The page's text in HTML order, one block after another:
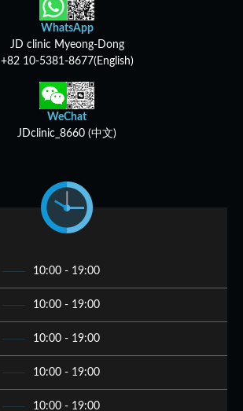
WhatsApp
JD clinic Myeong-Dong
+82 10-5381-8677(English)
WeChat
JDclinic_8660 (中文)
10:00 - 19:00
10:00 - 19:00
10:00 - 19:00
10:00 - 19:00
10:00 - 19:00